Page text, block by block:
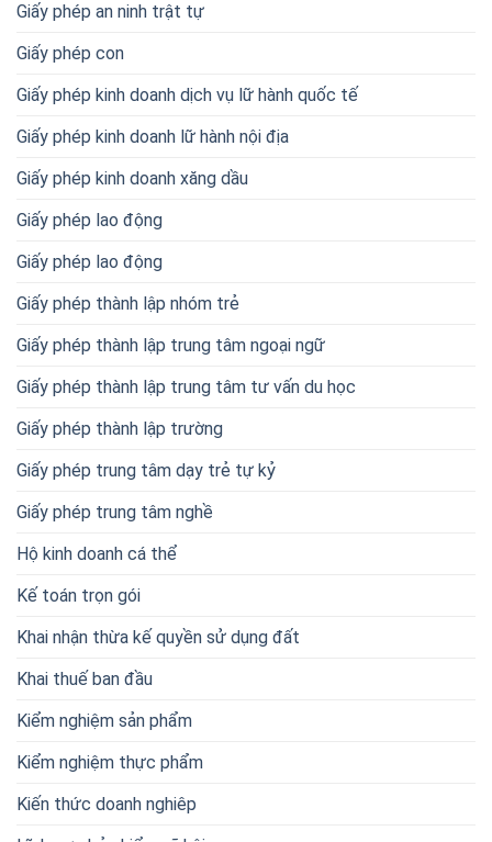
Giấy phép an ninh trật tự
Giấy phép con
Giấy phép kinh doanh dịch vụ lữ hành quốc tế
Giấy phép kinh doanh lữ hành nội địa
Giấy phép kinh doanh xăng dầu
Giấy phép lao động
Giấy phép lao động
Giấy phép thành lập nhóm trẻ
Giấy phép thành lập trung tâm ngoại ngữ
Giấy phép thành lập trung tâm tư vấn du học
Giấy phép thành lập trường
Giấy phép trung tâm dạy trẻ tự kỷ
Giấy phép trung tâm nghề
Hộ kinh doanh cá thể
Kế toán trọn gói
Khai nhận thừa kế quyền sử dụng đất
Khai thuế ban đầu
Kiểm nghiệm sản phẩm
Kiểm nghiệm thực phẩm
Kiến thức doanh nghiêp